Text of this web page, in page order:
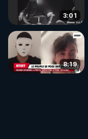
3:01
8:19